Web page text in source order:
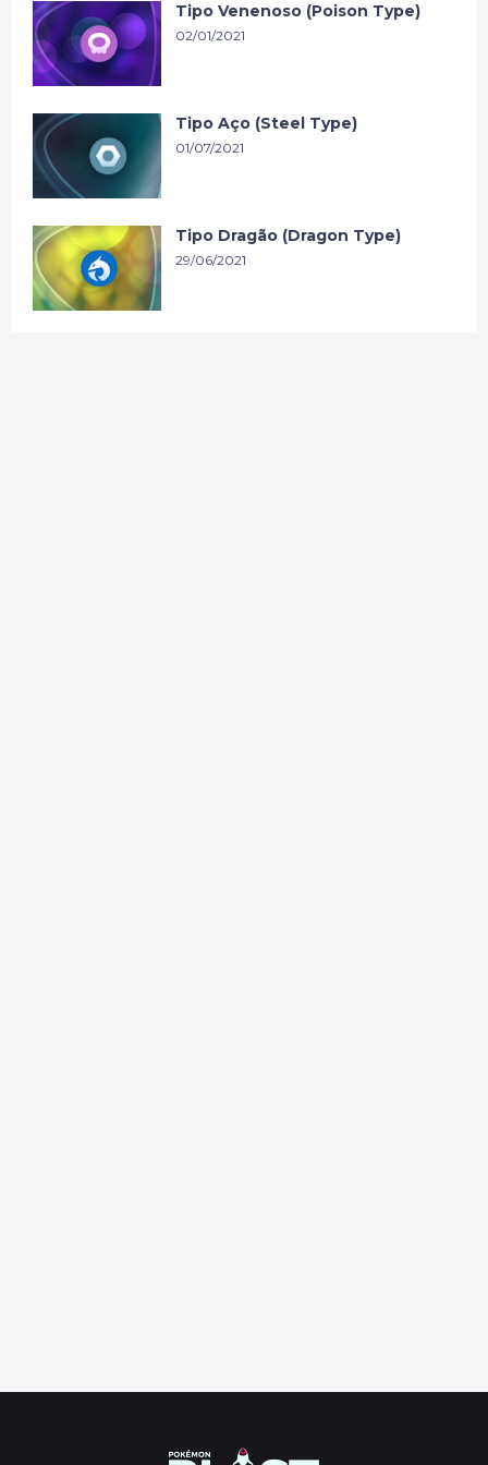
Tipo Venenoso (Poison Type)
02/01/2021
Tipo Aço (Steel Type)
01/07/2021
Tipo Dragão (Dragon Type)
29/06/2021